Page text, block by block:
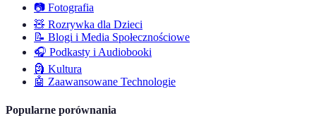
📷 Fotografia
🧸 Rozrywka dla Dzieci
📝 Blogi i Media Społecznościowe
🎧 Podkasty i Audiobooki
🗿 Kultura
🤖 Zaawansowane Technologie
Popularne porównania